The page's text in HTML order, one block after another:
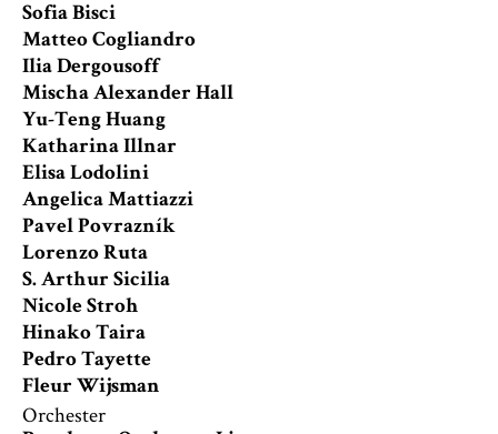
Sofia Bisci
Matteo Cogliandro
Ilia Dergousoff
Mischa Alexander Hall
Yu-Teng Huang
Katharina Illnar
Elisa Lodolini
Angelica Mattiazzi
Pavel Povrazník
Lorenzo Ruta
S. Arthur Sicilia
Nicole Stroh
Hinako Taira
Pedro Tayette
Fleur Wijsman
Orchester